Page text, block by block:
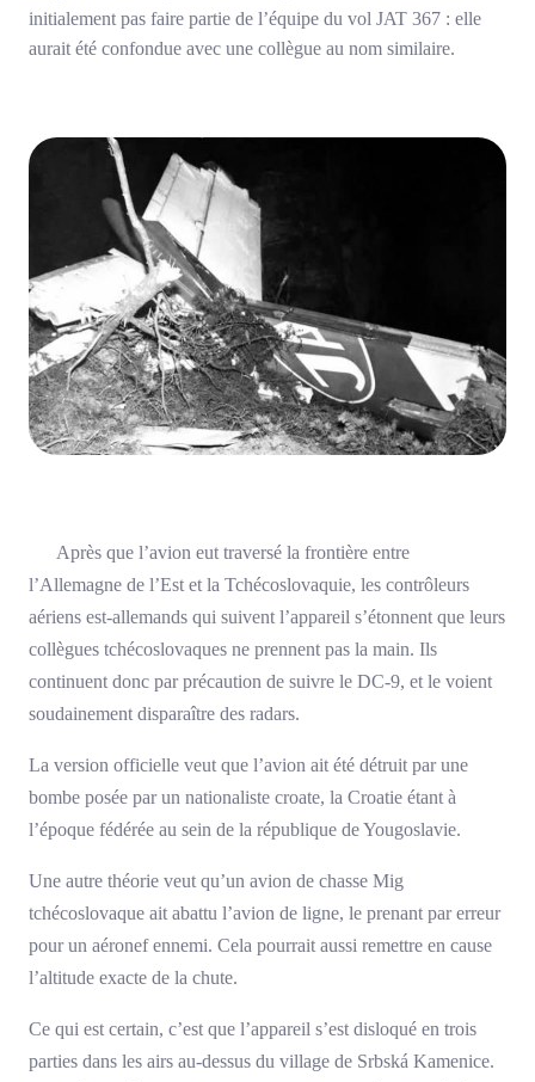
initialement pas faire partie de l’équipe du vol JAT 367 : elle
aurait été confondue avec une collègue au nom similaire.
Après que l’avion eut traversé la frontière entre
l’Allemagne de l’Est et la Tchécoslovaquie, les contrôleurs
aériens est-allemands qui suivent l’appareil s’étonnent que leurs
collègues tchécoslovaques ne prennent pas la main. Ils
continuent donc par précaution de suivre le DC-9, et le voient
soudainement disparaître des radars.
La version officielle veut que l’avion ait été détruit par une
bombe posée par un nationaliste croate, la Croatie étant à
l’époque fédérée au sein de la république de Yougoslavie.
Une autre théorie veut qu’un avion de chasse Mig
tchécoslovaque ait abattu l’avion de ligne, le prenant par erreur
pour un aéronef ennemi. Cela pourrait aussi remettre en cause
l’altitude exacte de la chute.
Ce qui est certain, c’est que l’appareil s’est disloqué en trois
parties dans les airs au-dessus du village de Srbská Kamenice.